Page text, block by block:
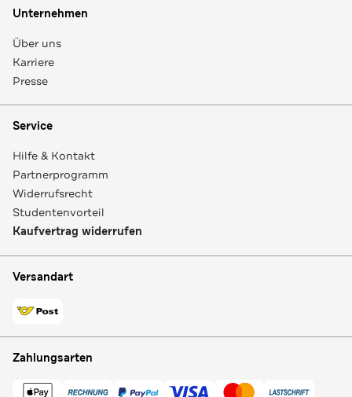
Unternehmen
Über uns
Karriere
Presse
Service
Hilfe & Kontakt
Partnerprogramm
Widerrufsrecht
Studentenvorteil
Kaufvertrag widerrufen
Versandart
Zahlungsarten